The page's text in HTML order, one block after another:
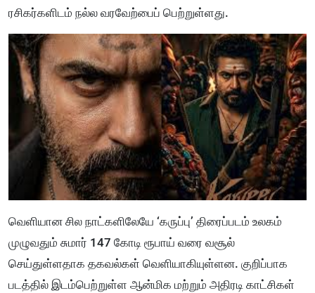
ரசிகர்களிடம் நல்ல வரவேற்பைப் பெற்றுள்ளது.
வெளியான சில நாட்களிலேயே ‘கருப்பு’ திரைப்படம் உலகம்
முழுவதும் சுமார் 147 கோடி ரூபாய் வரை வசூல்
செய்துள்ளதாக தகவல்கள் வெளியாகியுள்ளன. குறிப்பாக
படத்தில் இடம்பெற்றுள்ள ஆன்மிக மற்றும் அதிரடி காட்சிகள்